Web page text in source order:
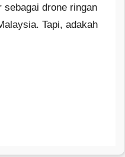
drone ringan
Tapi, adakah